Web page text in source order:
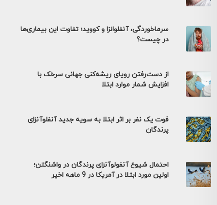
سرماخوردگی، آنفلوانزا و کووید؛ تفاوت این بیماری‌ها
در چیست؟
از دست‌رفتن رویای ریشه‌کنی جهانی سرخک با
افزایش شمار موارد ابتلا
فوت یک نفر بر اثر ابتلا به سویه جدید آنفلوآنزای
پرندگان
احتمال شیوع آنفولوآنزای پرندگان در واشنگتن؛
اولین مورد ابتلا در آمریکا در 9 ماهه اخیر